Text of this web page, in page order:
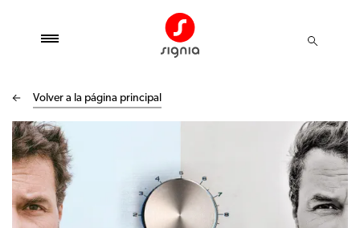
Volver a la página principal